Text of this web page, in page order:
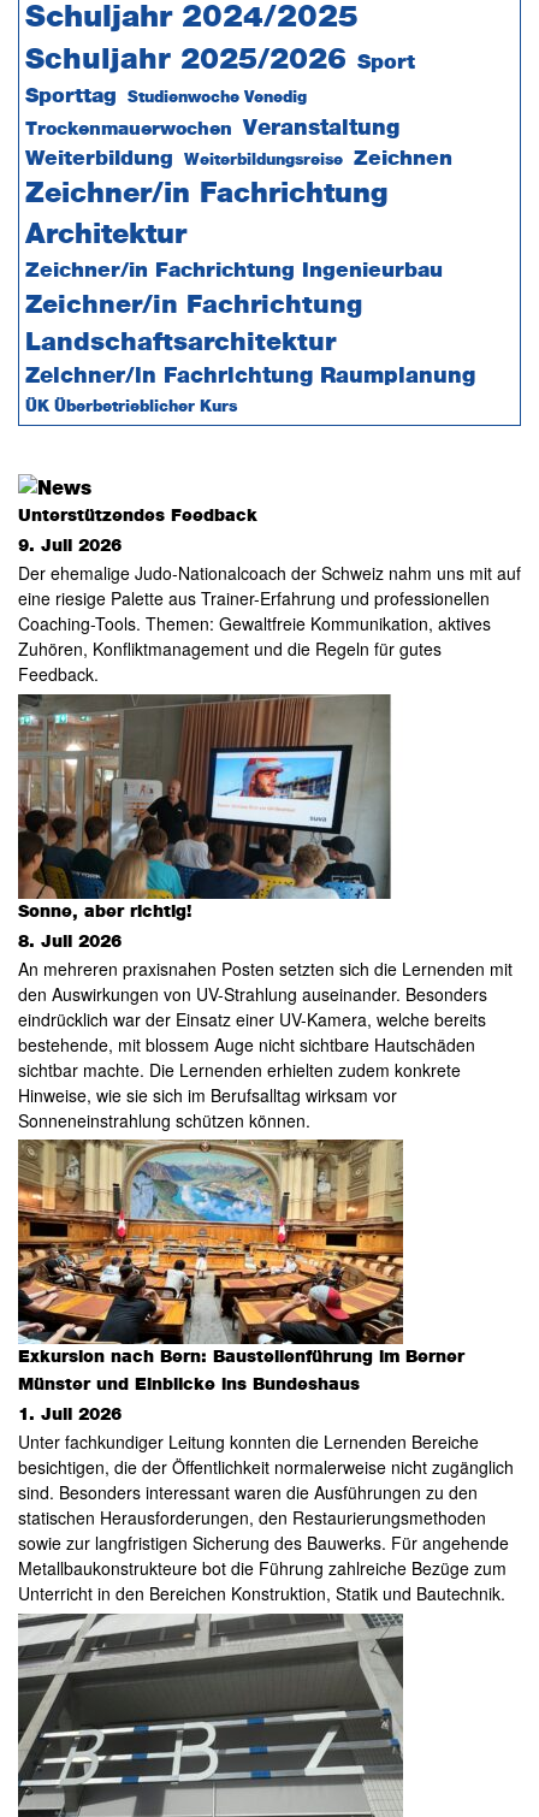
Schuljahr 2024/2025
Schuljahr 2025/2026
Sport
Sporttag
Studienwoche Venedig
Trockenmauerwochen Veranstaltung
Weiterbildung Weiterbildungsreise Zeichnen
Zeichner/in Fachrichtung
Architektur
Zeichner/in Fachrichtung Ingenieurbau
Zeichner/in Fachrichtung
Landschaftsarchitektur
Zeichner/in Fachrichtung Raumplanung
ÜK Überbetrieblicher Kurs
Unterstützendes Feedback
9. Juli 2026
Der ehemalige Judo-Nationalcoach der Schweiz nahm uns mit auf
eine riesige Palette aus Trainer-Erfahrung und professionellen
Coaching-Tools. Themen: Gewaltfreie Kommunikation, aktives
Zuhören, Konfliktmanagement und die Regeln für gutes
Feedback.
Sonne, aber richtig!
8. Juli 2026
An mehreren praxisnahen Posten setzten sich die Lernenden mit
den Auswirkungen von UV-Strahlung auseinander. Besonders
eindrücklich war der Einsatz einer UV-Kamera, welche bereits
bestehende, mit blossem Auge nicht sichtbare Hautschäden
sichtbar machte. Die Lernenden erhielten zudem konkrete
Hinweise, wie sie sich im Berufsalltag wirksam vor
Sonneneinstrahlung schützen können.
Exkursion nach Bern: Baustellenführung im Berner
Münster und Einblicke ins Bundeshaus
1. Juli 2026
Unter fachkundiger Leitung konnten die Lernenden Bereiche
besichtigen, die der Öffentlichkeit normalerweise nicht zugänglich
sind. Besonders interessant waren die Ausführungen zu den
statischen Herausforderungen, den Restaurierungsmethoden
sowie zur langfristigen Sicherung des Bauwerks. Für angehende
Metallbaukonstrukteure bot die Führung zahlreiche Bezüge zum
Unterricht in den Bereichen Konstruktion, Statik und Bautechnik.